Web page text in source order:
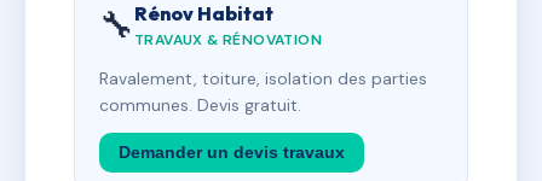
🔧 Rénov Habitat
TRAVAUX & RÉNOVATION
Ravalement, toiture, isolation des parties
communes. Devis gratuit.
Demander un devis travaux